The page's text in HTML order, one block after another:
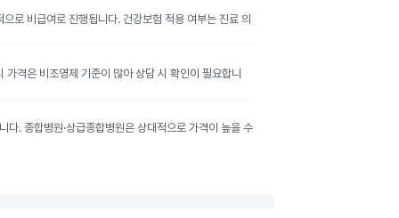
로 비급여로 진행됩니다. 건강보험 적용 여부는 진료 의
격은 비조영제 기준이 많아 상담 시 확인이 필요합니
. 종합병원·상급종합병원은 상대적으로 가격이 높을 수